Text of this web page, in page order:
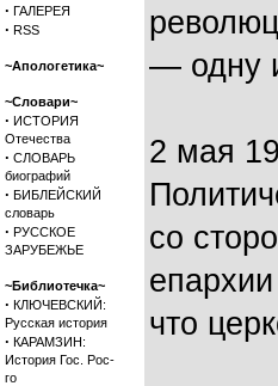
· ГАЛЕРЕЯ
· RSS
~Апологетика~
~Словари~
· ИСТОРИЯ
Отечества
· СЛОВАРЬ
биографий
· БИБЛЕЙСКИЙ
словарь
· РУССКОЕ
ЗАРУБЕЖЬЕ
~Библиотечка~
· КЛЮЧЕВСКИЙ:
Русская история
· КАРАМЗИН:
История Гос. Рос-
го
— одну
2 мая
со
что